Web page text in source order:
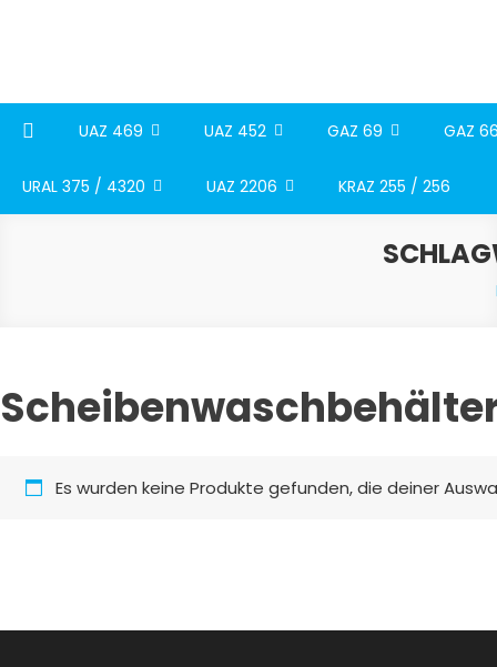
UAZ 469 UAZ 452 GAZ 69 GAZ
URAL 375 / 4320 UAZ 2206 KRAZ 255 / 256
Es wurden keine Produkte gefunden, die deiner